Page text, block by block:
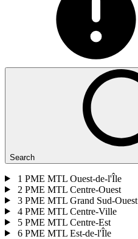
Search
1 PME MTL Ouest-de-l'Île
2 PME MTL Centre-Ouest
3 PME MTL Grand Sud-Ouest
4 PME MTL Centre-Ville
5 PME MTL Centre-Est
6 PME MTL Est-de-l'Île